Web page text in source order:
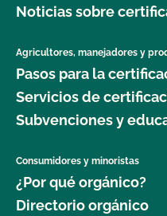
Noticias sobre
Agricultores, manejadores y
Pasos para la
Servicios de
Subvenciones y
Consumidores y minoristas
¿Por qué orgánico?
Directorio orgánico